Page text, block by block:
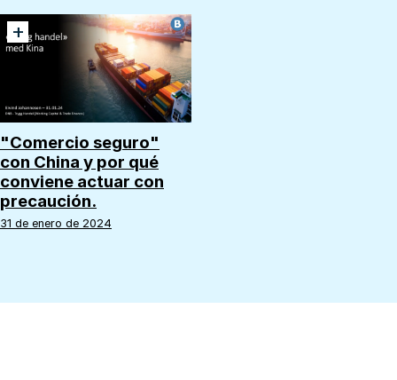
+
"Comercio seguro"
con China y por qué
conviene actuar con
precaución.
31 de enero de 2024